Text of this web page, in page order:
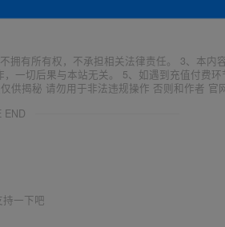
有所有权，不承担相关法律责任。 3、本内
一切后果与本站无关。 5、如遇到充值付费
供揭秘 请勿用于非法违规操作 否则和作者 官
END
持一下吧